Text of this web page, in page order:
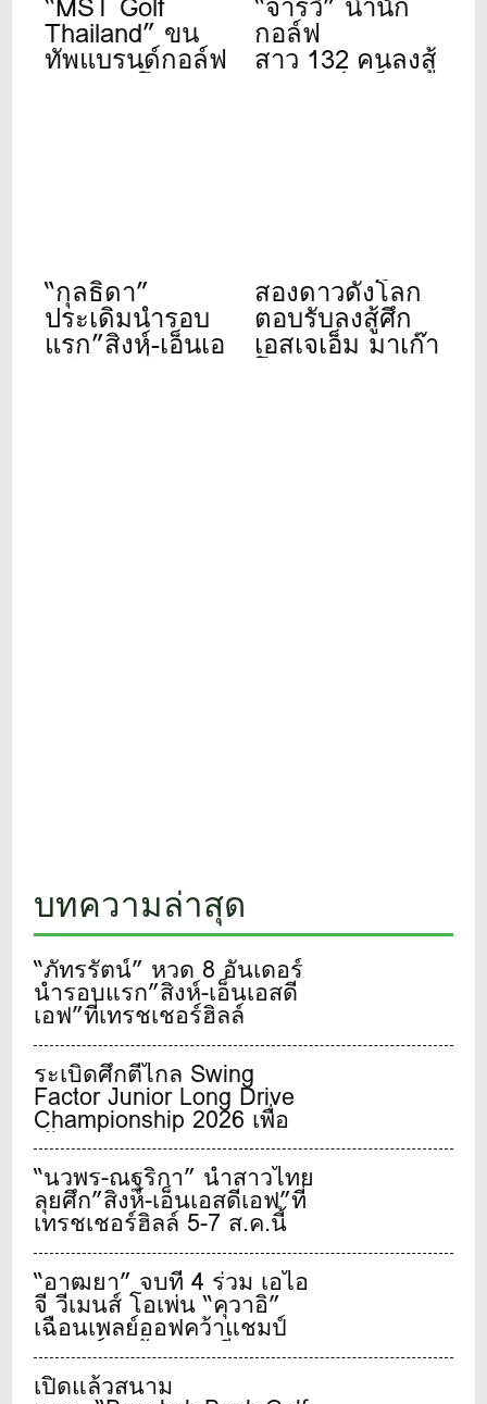
Thailand” ขน
ทัพแบรนด์กอล์ฟ
ดังระดับโลก
กอล์ฟ
สาว 132 คนลงสู้
ศึก”สิงห์- เอ็นเอ
“กุลธิดา”
ประเดิมนำรอบ
แรก”สิงห์-เอ็นเอ
สดีเอฟ”ที่เดอะ
สองดาวดังโลก
ตอบรับลงสู้ศึก
เอสเจเอ็ม มาเก๊า
โอเพ่น 2026
บทความล่าสุด
“ภัทรรัตน์” หวด 8 อันเดอร์
นำรอบแรก”สิงห์-เอ็นเอสดี
เอฟ”ที่เทรชเชอร์ฮิลล์
ระเบิดศึกตีไกล Swing
Factor Junior Long Drive
Championship 2026 เพื่อ
เฟ้นหาสุดยอดเยาวชนจอม
พลังตีไกลชาวไทย
“นวพร-ณฐริกา” นำสาวไทย
ลุยศึก”สิงห์-เอ็นเอสดีเอฟ”ที่
เทรชเชอร์ฮิลล์ 5-7 ส.ค.นี้
“อาฒยา” จบที่ 4 ร่วม เอไอ
จี วีเมนส์ โอเพ่น “คุวาอิ”
เฉือนเพลย์ออฟคว้าแชมป์
เมเจอร์สุดท้ายของปี
เปิดแล้วสนาม